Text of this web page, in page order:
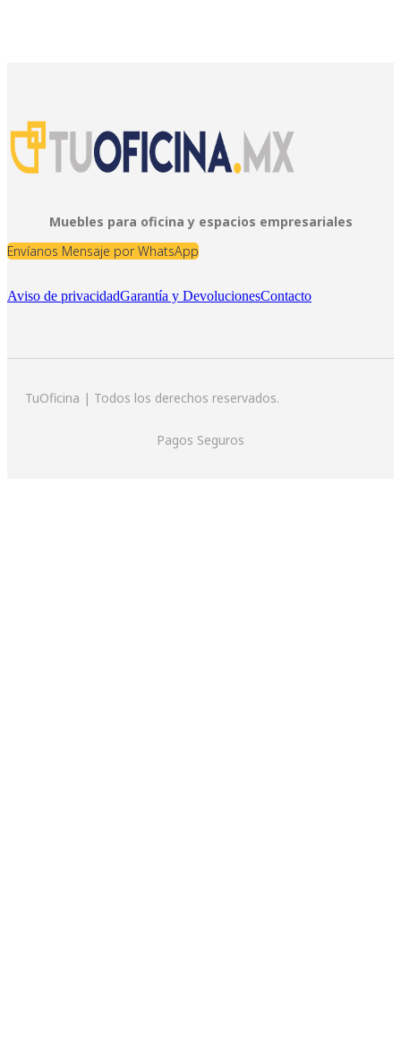
Muebles para oficina y espacios empresariales
Envíanos Mensaje por WhatsApp
Aviso de privacidadGarantía y DevolucionesContacto
TuOficina | Todos los derechos reservados.
Pagos Seguros